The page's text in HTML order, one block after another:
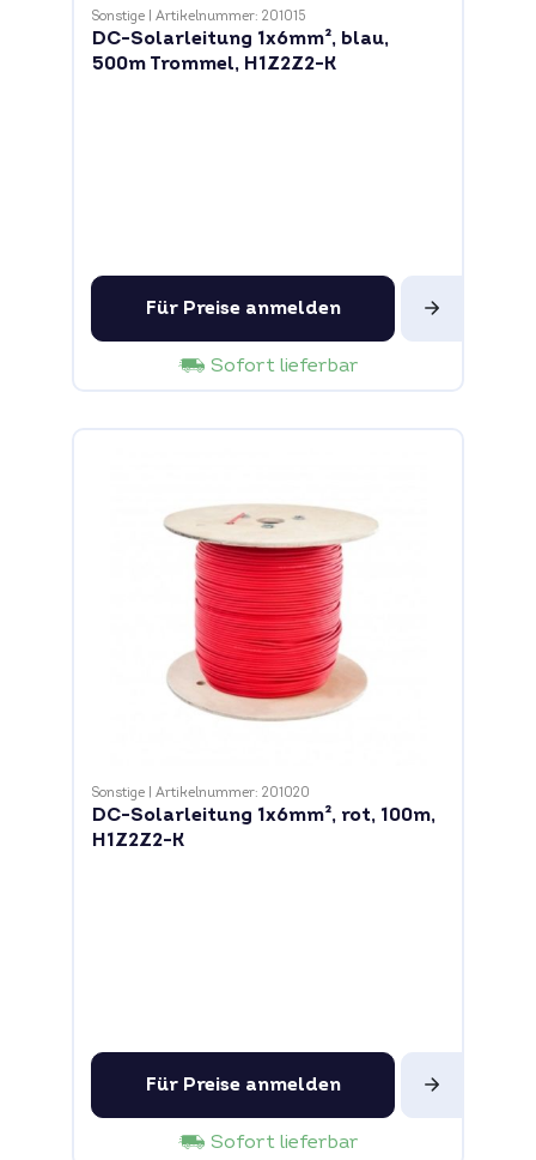
Sonstige Artikelnummer: 201015
DC-Solarleitung 1x6mm², blau,
500m Trommel, H1Z2Z2-K
Für Preise anmelden
Sofort lieferbar
Sonstige Artikelnummer: 201020
DC-Solarleitung 1x6mm², rot, 100m,
H1Z2Z2-K
Für Preise anmelden
Sofort lieferbar